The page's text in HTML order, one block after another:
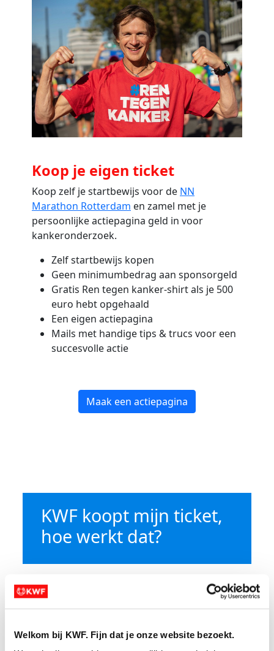
Welkom bij KWF. Fijn dat je onze website bezoekt.
Koop je eigen ticket
Koop zelf je startbewijs voor de NN
Marathon Rotterdam en zamel met je
persoonlijke actiepagina geld in voor
kankeronderzoek.
Zelf startbewijs kopen
Geen minimumbedrag aan sponsorgeld
Gratis Ren tegen kanker-shirt als je 500
euro hebt opgehaald
Een eigen actiepagina
Mails met handige tips & trucs voor een
succesvolle actie
Maak een actiepagina
KWF koopt mijn ticket,
hoe werkt dat?